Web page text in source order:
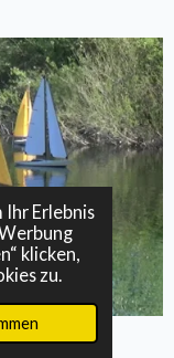
Erlebnis
klicken,
zu.
...